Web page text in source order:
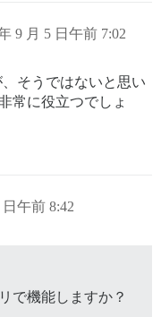
9 月 5 日午前 7:02
そうではないと思い
常に役立つでしょ
午前 8:42
で機能しますか？